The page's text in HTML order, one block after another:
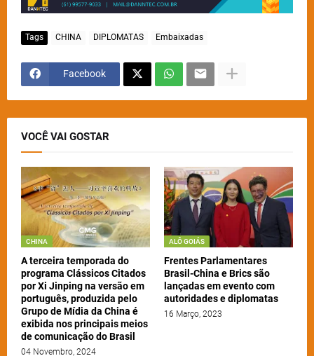
Tags CHINA DIPLOMATAS Embaixadas
Facebook
VOCÊ VAI GOSTAR
CHINA
A terceira temporada do
programa Clássicos Citados
por Xi Jinping na versão em
português, produzida pelo
Grupo de Mídia da China é
exibida nos principais meios
de comunicação do Brasil
04 Novembro, 2024
ALÔ GOIÁS
Frentes Parlamentares
Brasil-China e Brics são
lançadas em evento com
autoridades e diplomatas
16 Março, 2023